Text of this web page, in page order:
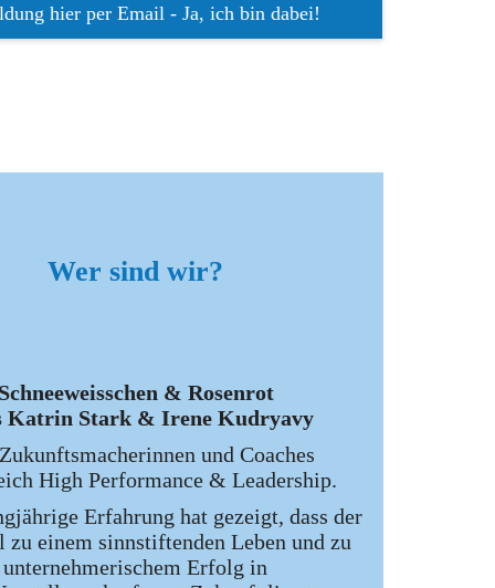
hier per Email - Ja, ich bin dabei!
Wer sind wir?
& Rosenrot
Katrin Stark & Irene Kudryavy
und Coaches
High Performance & Leadership.
Erfahrung hat gezeigt, dass der
zu einem sinnstiftenden Leben und zu
unternehmerischem Erfolg in